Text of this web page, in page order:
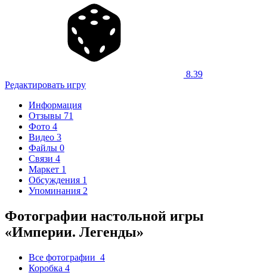
8.39
Редактировать игру
Информация
Отзывы 71
Фото 4
Видео 3
Файлы 0
Связи 4
Маркет 1
Обсуждения 1
Упоминания 2
Фотографии настольной игры
«Империи. Легенды»
Все фотографии 4
Коробка 4